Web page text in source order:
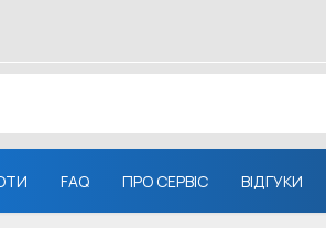
FAQ ПРО СЕРВІС ВІДГУКИ